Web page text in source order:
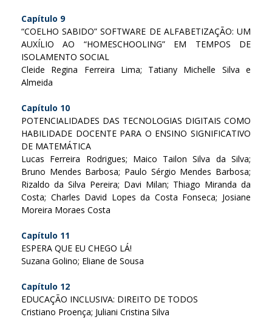
Capítulo 9
“COELHO SABIDO” SOFTWARE DE ALFABETIZAÇÃO: UM
AUXÍLIO AO “HOMESCHOOLING” EM TEMPOS DE
ISOLAMENTO SOCIAL
Cleide Regina Ferreira Lima; Tatiany Michelle Silva e
Almeida
Capítulo 10
POTENCIALIDADES DAS TECNOLOGIAS DIGITAIS COMO
HABILIDADE DOCENTE PARA O ENSINO SIGNIFICATIVO
DE MATEMÁTICA
Lucas Ferreira Rodrigues; Maico Tailon Silva da Silva;
Bruno Mendes Barbosa; Paulo Sérgio Mendes Barbosa;
Rizaldo da Silva Pereira; Davi Milan; Thiago Miranda da
Costa; Charles David Lopes da Costa Fonseca; Josiane
Moreira Moraes Costa
Capítulo 11
ESPERA QUE EU CHEGO LÁ!
Suzana Golino; Eliane de Sousa
Capítulo 12
EDUCAÇÃO INCLUSIVA: DIREITO DE TODOS
Cristiano Proença; Juliani Cristina Silva